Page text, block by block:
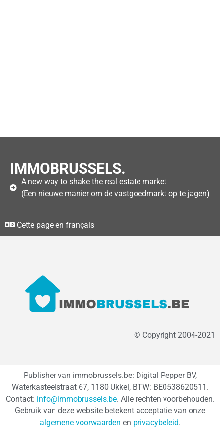
IMMOBRUSSELS.
A new way to shake the real estate market
(Een nieuwe manier om de vastgoedmarkt op te jagen)
Cette page en français
© Copyright 2004-2021
Publisher van immobrussels.be: Digital Pepper BV,
Waterkasteelstraat 67, 1180 Ukkel, BTW: BE0538620511.
Contact: info@immobrussels.be. Alle rechten voorbehouden.
Gebruik van deze website betekent acceptatie van onze
algemene voorwaarden en privacybeleid.